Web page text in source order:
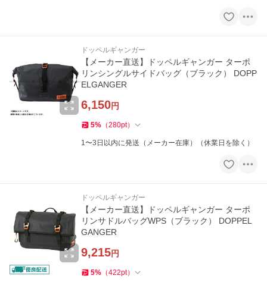
ドッペルギャンガー
【メーカー直送】ドッペルギャンガー ターポ
リンシングルサイドバッグ（ブラック） DOPP
ELGANGER
6,150円
5% （280pt）
1〜3日以内に発送（メーカー在庫）（休業日を除く）
ドッペルギャンガー
【メーカー直送】ドッペルギャンガー ターポ
リンサドルバッグWPS（ブラック） DOPPEL
GANGER
9,215円
5% （422pt）